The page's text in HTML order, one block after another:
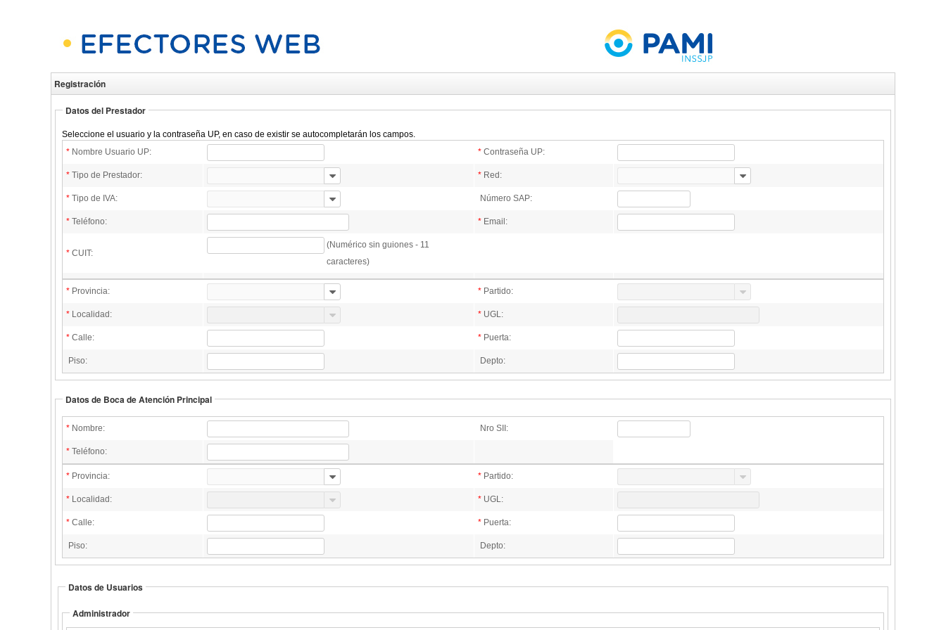
Registración
Datos del Prestador
Seleccione el usuario y la contraseña UP, en caso de existir se autocompletarán los campos.
* Nombre Usuario UP: * Contraseña UP:
* Tipo de Prestador: * Red:
* Tipo de IVA: Número SAP:
* Teléfono: * Email:
* CUIT:
(Numérico sin guiones - 11
caracteres)
* Provincia: * Partido:
* Localidad: * UGL:
* Calle: * Puerta:
Piso: Depto:
Datos de Boca de Atención Principal
* Nombre: Nro SII:
* Teléfono:
* Provincia: * Partido:
* Localidad: * UGL:
* Calle: * Puerta:
Piso: Depto:
Datos de Usuarios
Administrador